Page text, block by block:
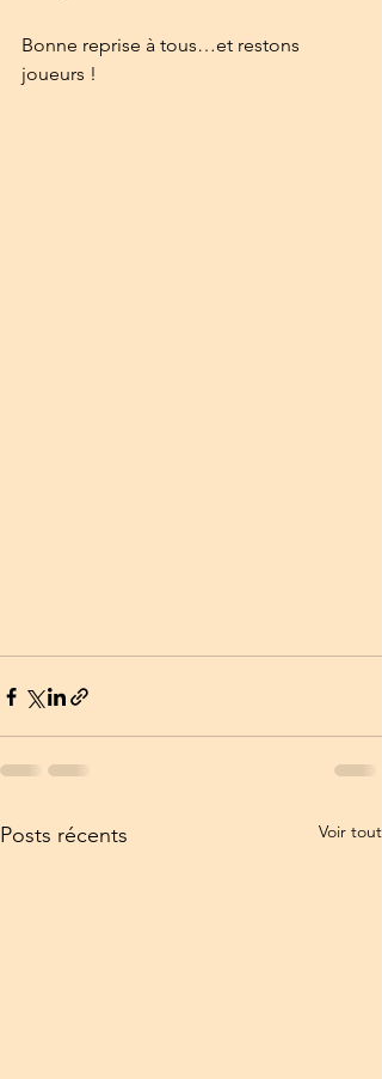
Bonne reprise à tous…et restons
joueurs !
Posts récents Voir tout